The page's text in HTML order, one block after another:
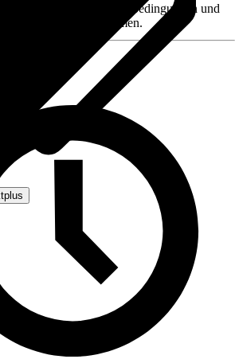
wie z. B. Rückgabebedingungen und
auf den Verkäufernamen.